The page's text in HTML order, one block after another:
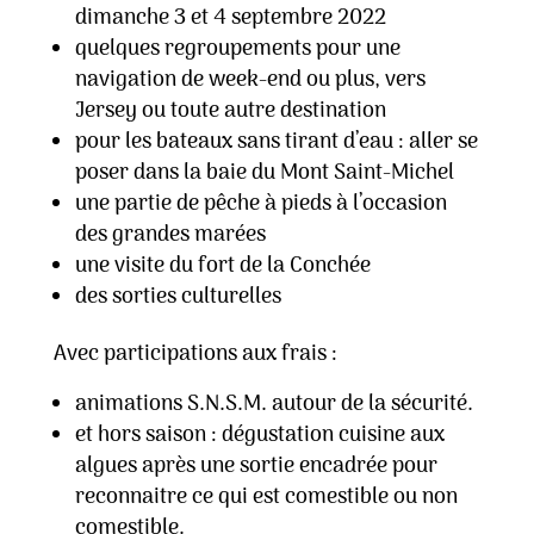
dimanche 3 et 4 septembre 2022
quelques regroupements pour une
navigation de week-end ou plus, vers
Jersey ou toute autre destination
pour les bateaux sans tirant d’eau : aller se
poser dans la baie du Mont Saint-Michel
une partie de pêche à pieds à l’occasion
des grandes marées
une visite du fort de la Conchée
des sorties culturelles
Avec participations aux frais :
animations S.N.S.M. autour de la sécurité.
et hors saison : dégustation cuisine aux
algues après une sortie encadrée pour
reconnaitre ce qui est comestible ou non